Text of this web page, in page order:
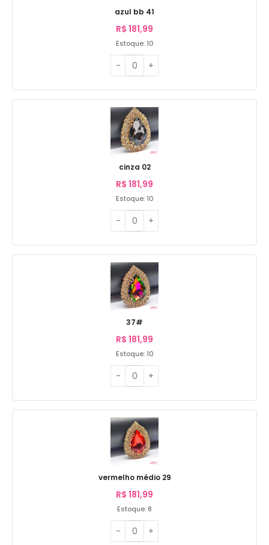
azul bb 41
R$ 181,99
Estoque: 10
cinza 02
R$ 181,99
Estoque: 10
37#
R$ 181,99
Estoque: 10
vermelho médio 29
R$ 181,99
Estoque: 8